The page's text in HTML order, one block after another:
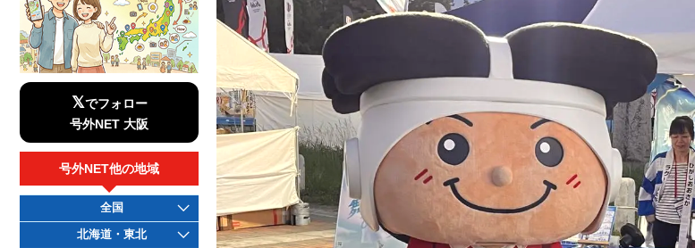
𝕏でフォロー
号外NET 大阪
号外NET他の地域
全国
北海道・東北